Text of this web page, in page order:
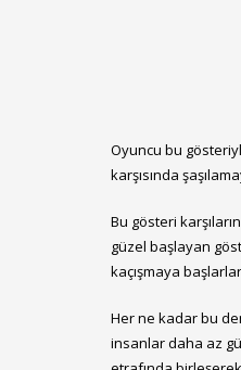
Oyuncu bu
karşısında
Bu gösteri
güzel başlayan
kaçışmaya
Her ne kadar bu
insanlar daha az